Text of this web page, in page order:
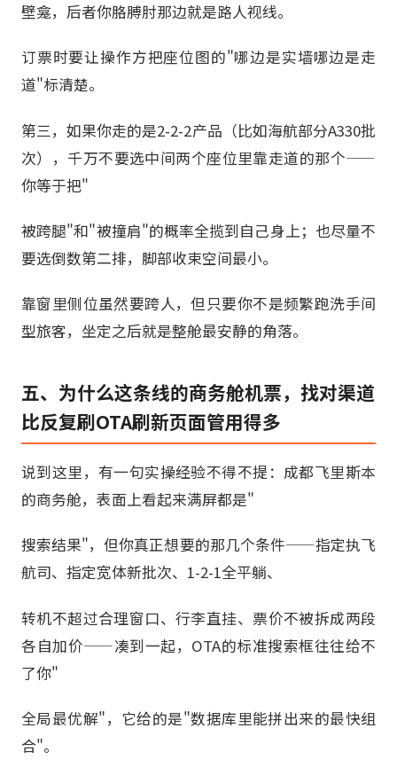
壁龛，后者你胳膊肘那边就是路人视线。
订票时要让操作方把座位图的"哪边是实墙哪边是走
道"标清楚。
第三，如果你走的是2-2-2产品（比如海航部分A330批
次），千万不要选中间两个座位里靠走道的那个——
你等于把"
被跨腿"和"被撞肩"的概率全揽到自己身上；也尽量不
要选倒数第二排，脚部收束空间最小。
靠窗里侧位虽然要跨人，但只要你不是频繁跑洗手间
型旅客，坐定之后就是整舱最安静的角落。
五、为什么这条线的商务舱机票，找对渠道
比反复刷OTA刷新页面管用得多
说到这里，有一句实操经验不得不提：成都飞里斯本
的商务舱，表面上看起来满屏都是"
搜索结果"，但你真正想要的那几个条件——指定执飞
航司、指定宽体新批次、1-2-1全平躺、
转机不超过合理窗口、行李直挂、票价不被拆成两段
各自加价——凑到一起，OTA的标准搜索框往往给不
了你"
全局最优解"，它给的是"数据库里能拼出来的最快组
合"。